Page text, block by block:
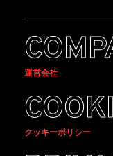
運営会社
クッキーポリシー